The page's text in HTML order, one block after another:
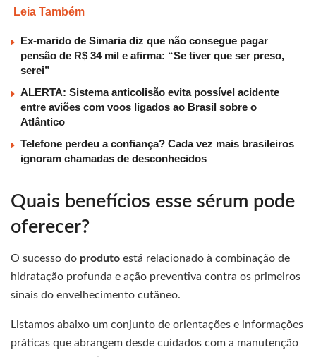
Leia Também
Ex-marido de Simaria diz que não consegue pagar
pensão de R$ 34 mil e afirma: “Se tiver que ser preso,
serei”
ALERTA: Sistema anticolisão evita possível acidente
entre aviões com voos ligados ao Brasil sobre o
Atlântico
Telefone perdeu a confiança? Cada vez mais brasileiros
ignoram chamadas de desconhecidos
Quais benefícios esse sérum pode
oferecer?
O sucesso do produto está relacionado à combinação de
hidratação profunda e ação preventiva contra os primeiros
sinais do envelhecimento cutâneo.
Listamos abaixo um conjunto de orientações e informações
práticas que abrangem desde cuidados com a manutenção